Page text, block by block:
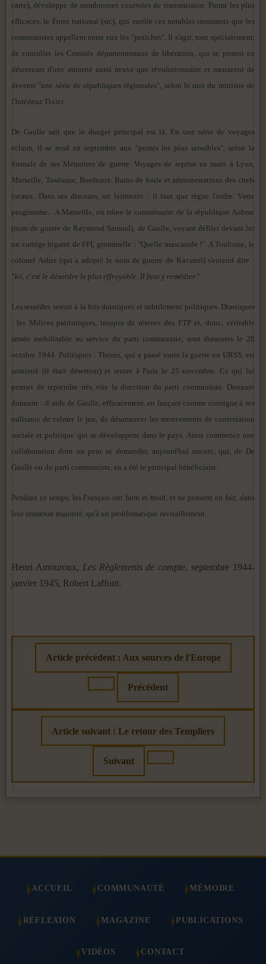
carte), développe de nombreuses courroies de transmission. Parmi les plus
efficaces, le Front national (sic), qui enrôle ces notables rassurants que les
communistes appellent entre eux les "potiches". Il s'agit, tout spécialement,
de contrôler les Comités départementaux de libération, qui se posent en
détenteurs d'une autorité aussi neuve que révolutionnaire et menacent de
devenir "une série de républiques régionales", selon le mot du ministre de
l'Intérieur Tixier.
De Gaulle sait que le danger principal est là. En une série de voyages
éclairs, il se rend en septembre aux "points les plus sensibles", selon la
formule de ses Mémoires de guerre. Voyages de reprise en main à Lyon,
Marseille, Toulouse, Bordeaux. Bains de foule et admonestations des chefs
locaux. Dans ses discours, un leitmotiv : il faut que règne l'ordre. Vaste
programme... A Marseille, où trône le commissaire de la république Aubrac
(nom de guerre de Raymond Samuel), de Gaulle, voyant défiler devant lui
un cortège bigarré de FFI, grommelle : "Quelle mascarade !". A Toulouse, le
colonel Asher (qui a adopté le nom de guerre de Ravanel) s'entend dire :
"Ici, c'est le désordre le plus effroyable. Il faut y remédier."
Les remèdes seront à la fois drastiques et subtilement politiques. Drastiques
: les Milices patriotiques, troupes de réserve des FTP et, donc, véritable
armée mobilisable au service du parti communiste, sont dissoutes le 28
octobre 1944. Politiques : Thorez, qui a passé toute la guerre en URSS, est
amnistié (il était déserteur) et rentre à Paris le 25 novembre. Ce qui lui
permet de reprendre très vite la direction du parti communiste. Donnant
donnant : il aide de Gaulle, efficacement, en lançant comme consigne à ses
militants de calmer le jeu, de désamorcer les mouvements de contestation
sociale et politique qui se développent dans le pays. Ainsi commence une
collaboration dont on peut se demander, aujourd'hui encore, qui, de De
Gaulle ou du parti communiste, en a été le principal bénéficiaire.
Pendant ce temps, les Français ont faim et froid, et ne pensent en fait, dans
leur immense majorité, qu'à un problématique ravitaillement.
Henri Amouroux, Les Règlements de compte, septembre 1944-
janvier 1945, Robert Laffont.
Article précédent : Aux sources de l'Europe
Précédent
Article suivant : Le retour des Templiers
Suivant
ACCUEIL COMMUNAUTÉ MÉMOIRE
RÉFLEXION MAGAZINE PUBLICATIONS
VIDÉOS CONTACT